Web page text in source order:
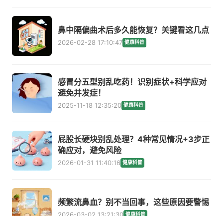
鼻中隔偏曲术后多久能恢复？关键看这几点
2026-02-28 17:10:47 健康科普
感冒分五型别乱吃药！识别症状+科学应对
避免并发症！
2025-11-18 12:35:20 健康科普
屁股长硬块别乱处理？4种常见情况+3步正
确应对，避免风险
2026-01-31 11:40:16 健康科普
频繁流鼻血？别不当回事，这些原因要警惕
健康科普